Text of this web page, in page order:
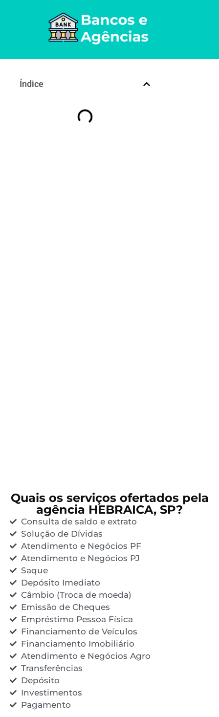
Índice
Quais os serviços ofertados pela
agência HEBRAICA, SP?
Consulta de saldo e extrato
Solução de Dívidas
Atendimento e Negócios PF
Atendimento e Negócios PJ
Saque
Depósito Imediato
Câmbio (Troca de moeda)
Emissão de Cheques
Empréstimo Pessoa Física
Financiamento de Veículos
Financiamento Imobiliário
Atendimento e Negócios Agro
Transferências
Depósito
Investimentos
Pagamento